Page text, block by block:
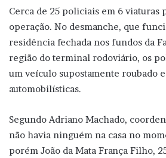
Cerca de 25 policiais em 6 viaturas
operação. No desmanche, que
residência fechada nos fundos da
região do terminal rodoviário, os
um veículo supostamente roubado
automobilísticas.
Segundo Adriano Machado,
não havia ninguém na casa no
porém João da Mata França Filho,